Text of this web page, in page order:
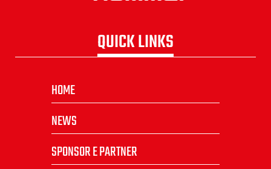
QUICK LINKS
HOME
NEWS
SPONSOR E PARTNER